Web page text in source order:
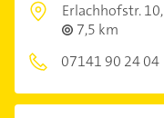
Erlachhofstr. 10,
7,5 km
07141 90 24 04